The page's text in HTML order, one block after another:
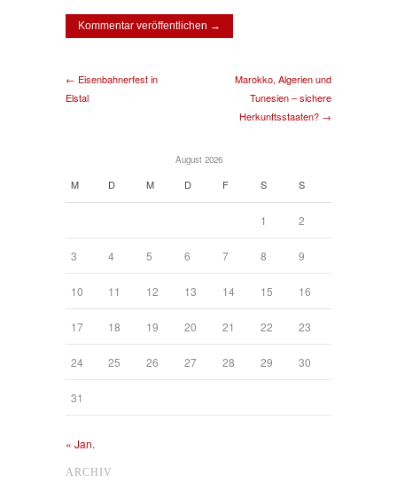
← Eisenbahnerfest in
Elstal
Marokko, Algerien und
Tunesien – sichere
Herkunftsstaaten? →
August 2026
M D M D F S S
1 2
3 4 5 6 7 8 9
10 11 12 13 14 15 16
17 18 19 20 21 22 23
24 25 26 27 28 29 30
31
« Jan.
ARCHIV